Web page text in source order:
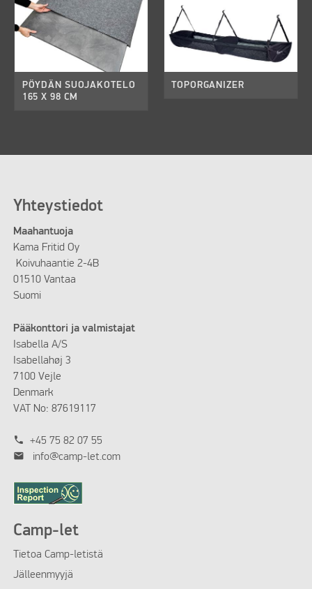
PÖYDÄN SUOJAKOTELO
165 X 98 CM
TOPORGANIZER
Yhteystiedot
Maahantuoja
Kama Fritid Oy
Koivuhaantie 2-4B
01510 Vantaa
Suomi
Pääkonttori ja valmistajat
Isabella A/S
Isabellahøj 3
7100 Vejle
Denmark
VAT No: 87619117
phone +45 75 82 07 55
mail info@camp-let.com
Camp-let
Tietoa Camp-letistä
Jälleenmyyjä